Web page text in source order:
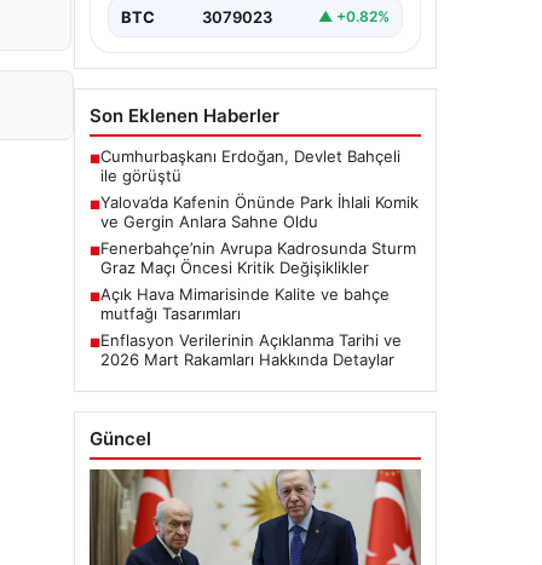
BTC 3079023 ▲ +0.82%
Son Eklenen Haberler
■Cumhurbaşkanı Erdoğan, Devlet Bahçeli
ile görüştü
■Yalova’da Kafenin Önünde Park İhlali Komik
ve Gergin Anlara Sahne Oldu
■Fenerbahçe’nin Avrupa Kadrosunda Sturm
Graz Maçı Öncesi Kritik Değişiklikler
■Açık Hava Mimarisinde Kalite ve bahçe
mutfağı Tasarımları
■Enflasyon Verilerinin Açıklanma Tarihi ve
2026 Mart Rakamları Hakkında Detaylar
Güncel